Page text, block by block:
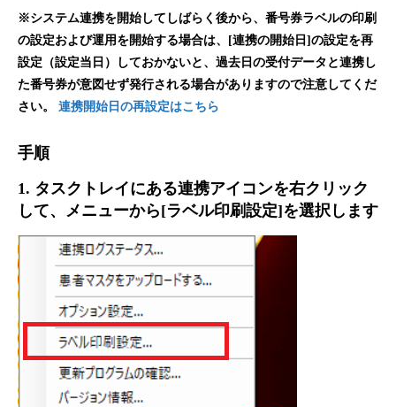
※システム連携を開始してしばらく後から、番号券ラベルの印刷
の設定および運用を開始する場合は、[連携の開始日]の設定を再
設定（設定当日）しておかないと、過去日の受付データと連携し
た番号券が意図せず発行される場合がありますので注意してくだ
さい。
連携開始日の再設定はこちら
手順
1. タスクトレイにある連携アイコンを右クリック
して、メニューから[ラベル印刷設定]を選択します